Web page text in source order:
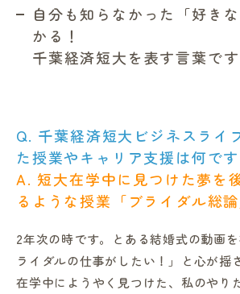
自分も知らなかった「好き
かる！
千葉経済短大を表す言葉です
Q. 千葉経済短大ビジネスライ
た授業やキャリア支援は何です
A. 短大在学中に見つけた夢を
るような授業「ブライダル総論
2年次の時です。とある結婚式の動画
ライダルの仕事がしたい！」と心が揺
在学中にようやく見つけた、私のやり